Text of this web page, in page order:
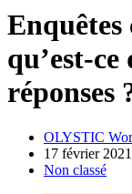
qu’est-
réponses
OLYSTIC
17 février 2021
Non classé